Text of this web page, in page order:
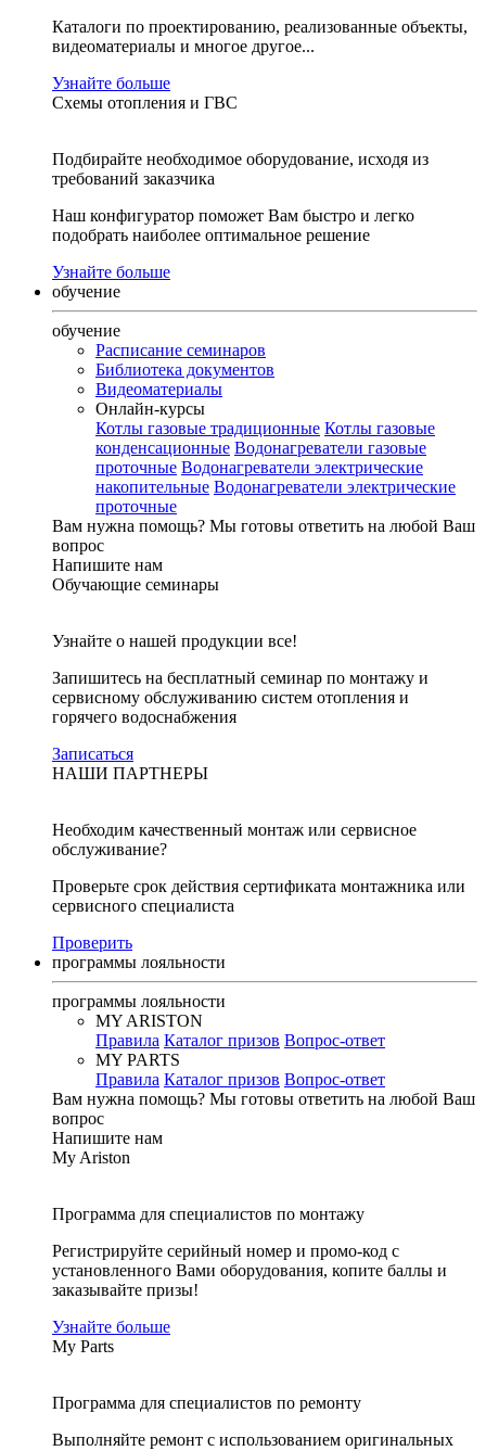
Каталоги по проектированию, реализованные объекты,
видеоматериалы и многое другое...
Узнайте больше
Схемы отопления и ГВС
Подбирайте необходимое оборудование, исходя из
требований заказчика
Наш конфигуратор поможет Вам быстро и легко
подобрать наиболее оптимальное решение
Узнайте больше
обучение
обучение
Расписание семинаров
Библиотека документов
Видеоматериалы
Онлайн-курсы
Котлы газовые традиционные Котлы газовые
конденсационные Водонагреватели газовые
проточные Водонагреватели электрические
накопительные Водонагреватели электрические
проточные
Вам нужна помощь? Мы готовы ответить на любой Ваш
вопрос
Напишите нам
Обучающие семинары
Узнайте о нашей продукции все!
Запишитесь на бесплатный семинар по монтажу и
сервисному обслуживанию систем отопления и
горячего водоснабжения
Записаться
НАШИ ПАРТНЕРЫ
Необходим качественный монтаж или сервисное
обслуживание?
Проверьте срок действия сертификата монтажника или
сервисного специалиста
Проверить
программы лояльности
программы лояльности
MY ARISTON
Правила Каталог призов Вопрос-ответ
MY PARTS
Правила Каталог призов Вопрос-ответ
Вам нужна помощь? Мы готовы ответить на любой Ваш
вопрос
Напишите нам
My Ariston
Программа для специалистов по монтажу
Регистрируйте серийный номер и промо-код с
установленного Вами оборудования, копите баллы и
заказывайте призы!
Узнайте больше
My Parts
Программа для специалистов по ремонту
Выполняйте ремонт с использованием оригинальных